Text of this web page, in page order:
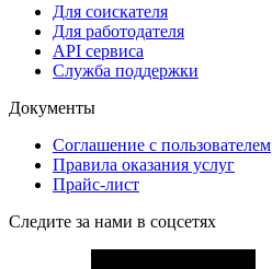
Для соискателя
Для работодателя
API сервиса
Служба поддержки
Документы
Соглашение с пользователем
Правила оказания услуг
Прайс-лист
Следите за нами в соцсетях